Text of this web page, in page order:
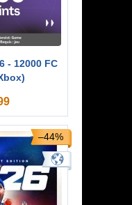
- 12000 FC
–44%